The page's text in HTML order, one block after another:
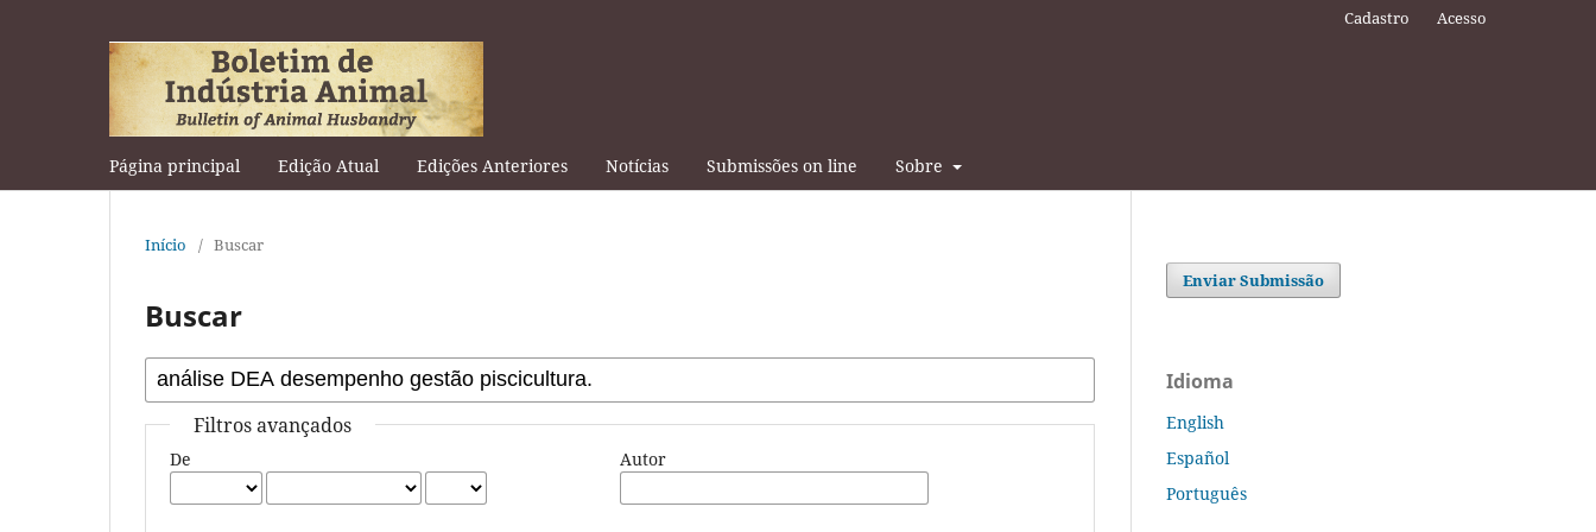
Página principal Edição Atual Edições Anteriores Notícias Submissões on line Sobre
Cadastro Acesso
Início / Buscar
Buscar
Filtros avançados
De Autor
Enviar Submissão
Idioma
English
Español
Português